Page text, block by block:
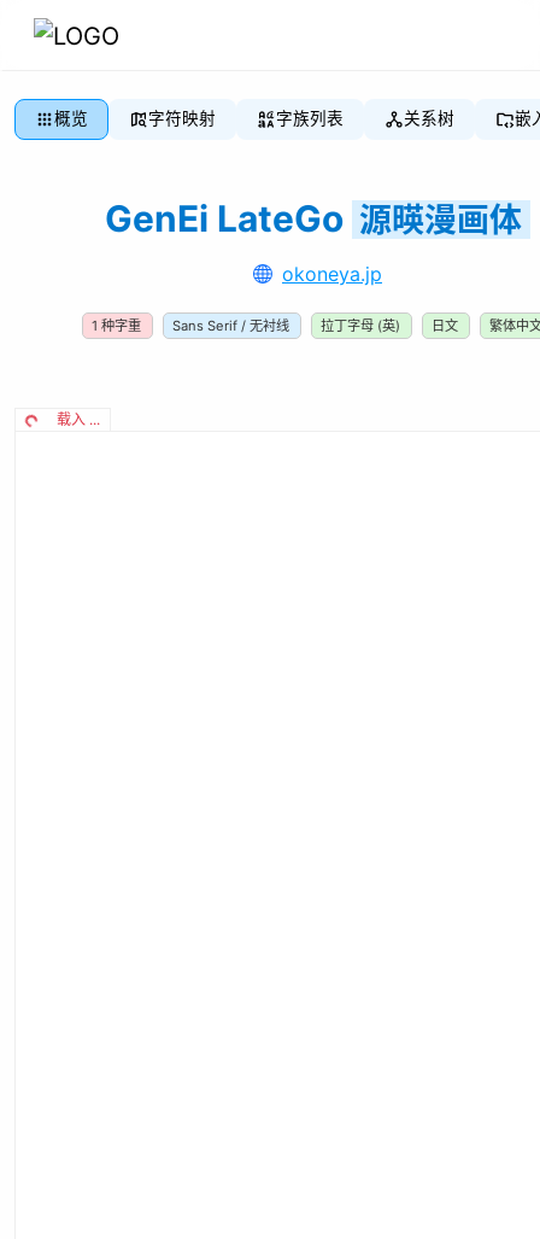
概览 字符映射 字族列表 关系树 嵌
GenEi LateGo 源暎漫画体
okoneya.jp
1 种字重 Sans Serif / 无衬线 拉丁字母 (英) 日文 繁体中
载入 ...